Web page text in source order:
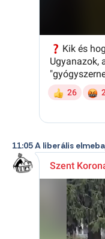
11:05 A liberális